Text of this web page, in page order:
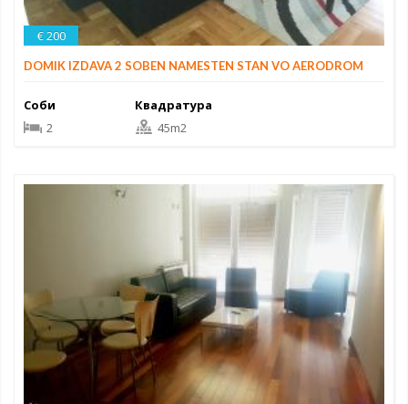
€ 200
DOMIK IZDAVA 2 SOBEN NAMESTEN STAN VO AERODROM
Соби
2
Квадратура
45m2